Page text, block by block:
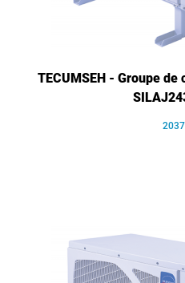
TECUMSEH - Groupe de